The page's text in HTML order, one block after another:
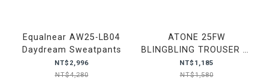
Equalnear AW25-LB04
Daydream Sweatpants
NT$2,996
NT$4,280
ATONE 25FW
BLINGBLING TROUSER 西
裝褲
NT$1,185
NT$1,580